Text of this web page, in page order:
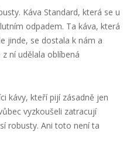
Káva Standard, která se u
odpadem. Ta káva, která
jinde, se dostala k nám a
ní udělala oblíbená
kávy, kteří pijí zásadně jen
vyzkoušeli zatracují
robusty. Ani toto není ta